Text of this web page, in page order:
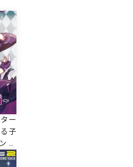
ホールディングス
わせはこちら
ガルド
ー
子
Tr